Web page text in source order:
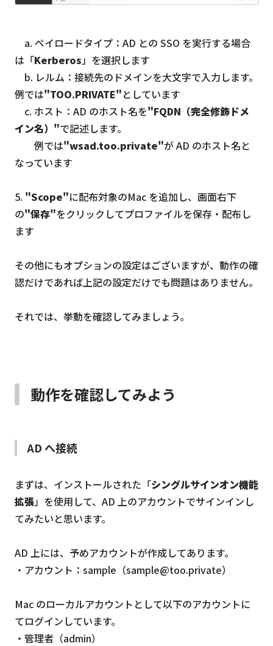
a. ペイロードタイプ：AD との SSO を実行する場合
は「Kerberos 」を選択します
b. レルム：接続先のドメインを大文字で入力します。
例では"TOO.PRIVATE"としています
c. ホスト：AD のホスト名を"FQDN（完全修飾ドメ
イン名）"で記述します。
例では"wsad.too.private"が AD のホスト名と
なっています
5. "Scope"に配布対象のMac を追加し、画面右下
の"保存"をクリックしてプロファイルを保存・配布し
ます
その他にもオプションの設定はございますが、動作の確
認だけであれば上記の設定だけでも問題はありません。
それでは、挙動を確認してみましょう。
動作を確認してみよう
AD へ接続
まずは、インストールされた「シングルサインオン機能
拡張」を使用して、AD 上のアカウントでサインインし
てみたいと思います。
AD 上には、予めアカウントが作成してあります。
・アカウント：sample（sample@too.private）
Mac のローカルアカウントとして以下のアカウントに
てログインしています。
・管理者（admin）